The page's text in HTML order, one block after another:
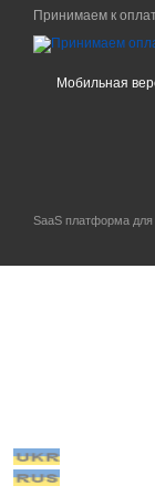
Принимаем к
Мобильная
SaaS платформа для